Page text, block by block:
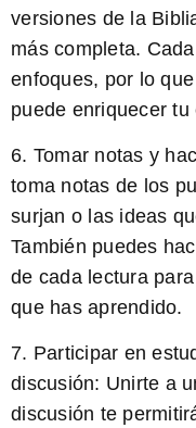
versiones de la
más completa.
enfoques, por lo
puede enriquecer tu
6. Tomar notas y
toma notas de los
surjan o las ideas
También puedes
de cada lectura
que has aprendido.
7. Participar en
discusión: Unirte a
discusión te